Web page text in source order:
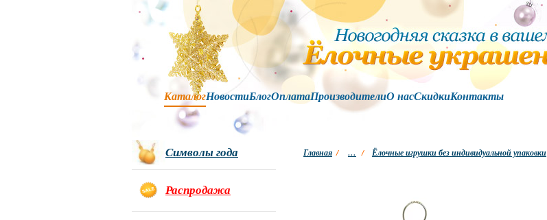
КаталогНовостиБлогОплатаПроизводителиО насСкидкиКонтакты
Главная / … / Ёлочные игрушки без индивидуальной упаковки
Символы года
Распродажа